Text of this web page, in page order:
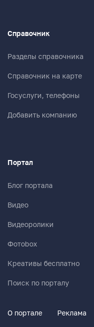
Справочник
Разделы справочника
Справочник на карте
Госуслуги, телефоны
Добавить компанию
Портал
Блог портала
Видео
Видеоролики
Фотоbox
Креативы бесплатно
Поиск по порталу
О портале Реклама